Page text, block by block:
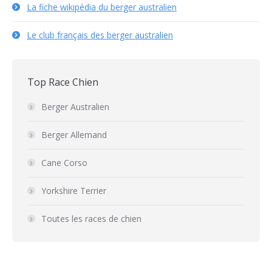
La fiche wikipédia du berger australien
Le club français des berger australien
Top Race Chien
Berger Australien
Berger Allemand
Cane Corso
Yorkshire Terrier
Toutes les races de chien